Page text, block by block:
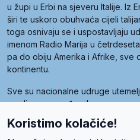
u župi u Erbi na sjeveru Italije. Iz
širi te uskoro obuhvaća cijeli
toga osnivaju se i uspostavljaju
imenom Radio Marija u
pa do obiju Amerika i Afrike, sve
kontinentu.
Sve su nacionalne udruge
zemljama, a međusobna su
pod nazivom Svjetska obitelj
Radio Maria). Svjetsku obitelj
Koristimo kolačiće!